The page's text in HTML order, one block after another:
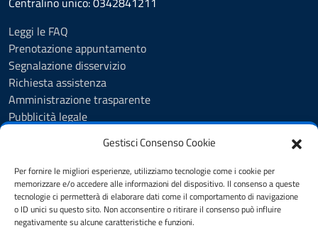
Gestisci Consenso Cookie
Per fornire le migliori esperienze, utilizziamo tecnologie come i cookie per
memorizzare e/o accedere alle informazioni del dispositivo. Il consenso a queste
tecnologie ci permetterà di elaborare dati come il comportamento di navigazione
o ID unici su questo sito. Non acconsentire o ritirare il consenso può influire
negativamente su alcune caratteristiche e funzioni.
Leggi le FAQ
Prenotazione appuntamento
Segnalazione disservizio
Richiesta assistenza
Amministrazione trasparente
Pubblicità legale
Informativa privacy
Videosorveglianza - Privacy Policy
Dichiarazione di accessibilità
Note legali